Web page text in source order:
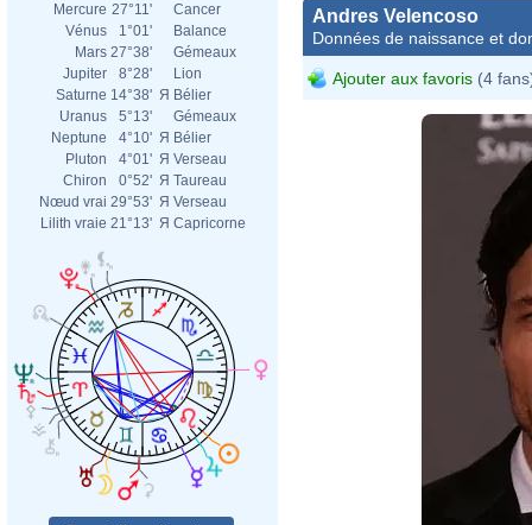
Mercure 27°11'
Cancer
Vénus
1°01'
Balance
Mars 27°38'
Gémeaux
Jupiter
8°28'
Lion
Saturne 14°38' Я Bélier
Uranus
5°13'
Gémeaux
Neptune
4°10' Я Bélier
Pluton
4°01' Я Verseau
Chiron
0°52' Я Taureau
Nœud vrai 29°53' Я Verseau
Lilith vraie 21°13' Я Capricorne
Andres Velencoso
Données de naissance et
Ajouter aux favoris (4